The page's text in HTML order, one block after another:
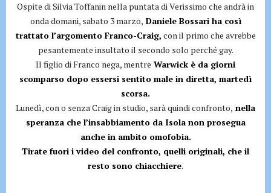
Ospite di Silvia Toffanin nella puntata di Verissimo che andrà in
onda domani, sabato 3 marzo, Daniele Bossari ha così
trattato l’argomento Franco-Craig, con il primo che avrebbe
pesantemente insultato il secondo solo perché gay.
Il figlio di Franco nega, mentre Warwick è da giorni
scomparso dopo essersi sentito male in diretta, martedì
scorsa.
Lunedì, con o senza Craig in studio, sarà quindi confronto, nella
speranza che l’insabbiamento da Isola non prosegua
anche in ambito omofobia.
Tirate fuori i video del confronto, quelli originali, che il
resto sono chiacchiere.